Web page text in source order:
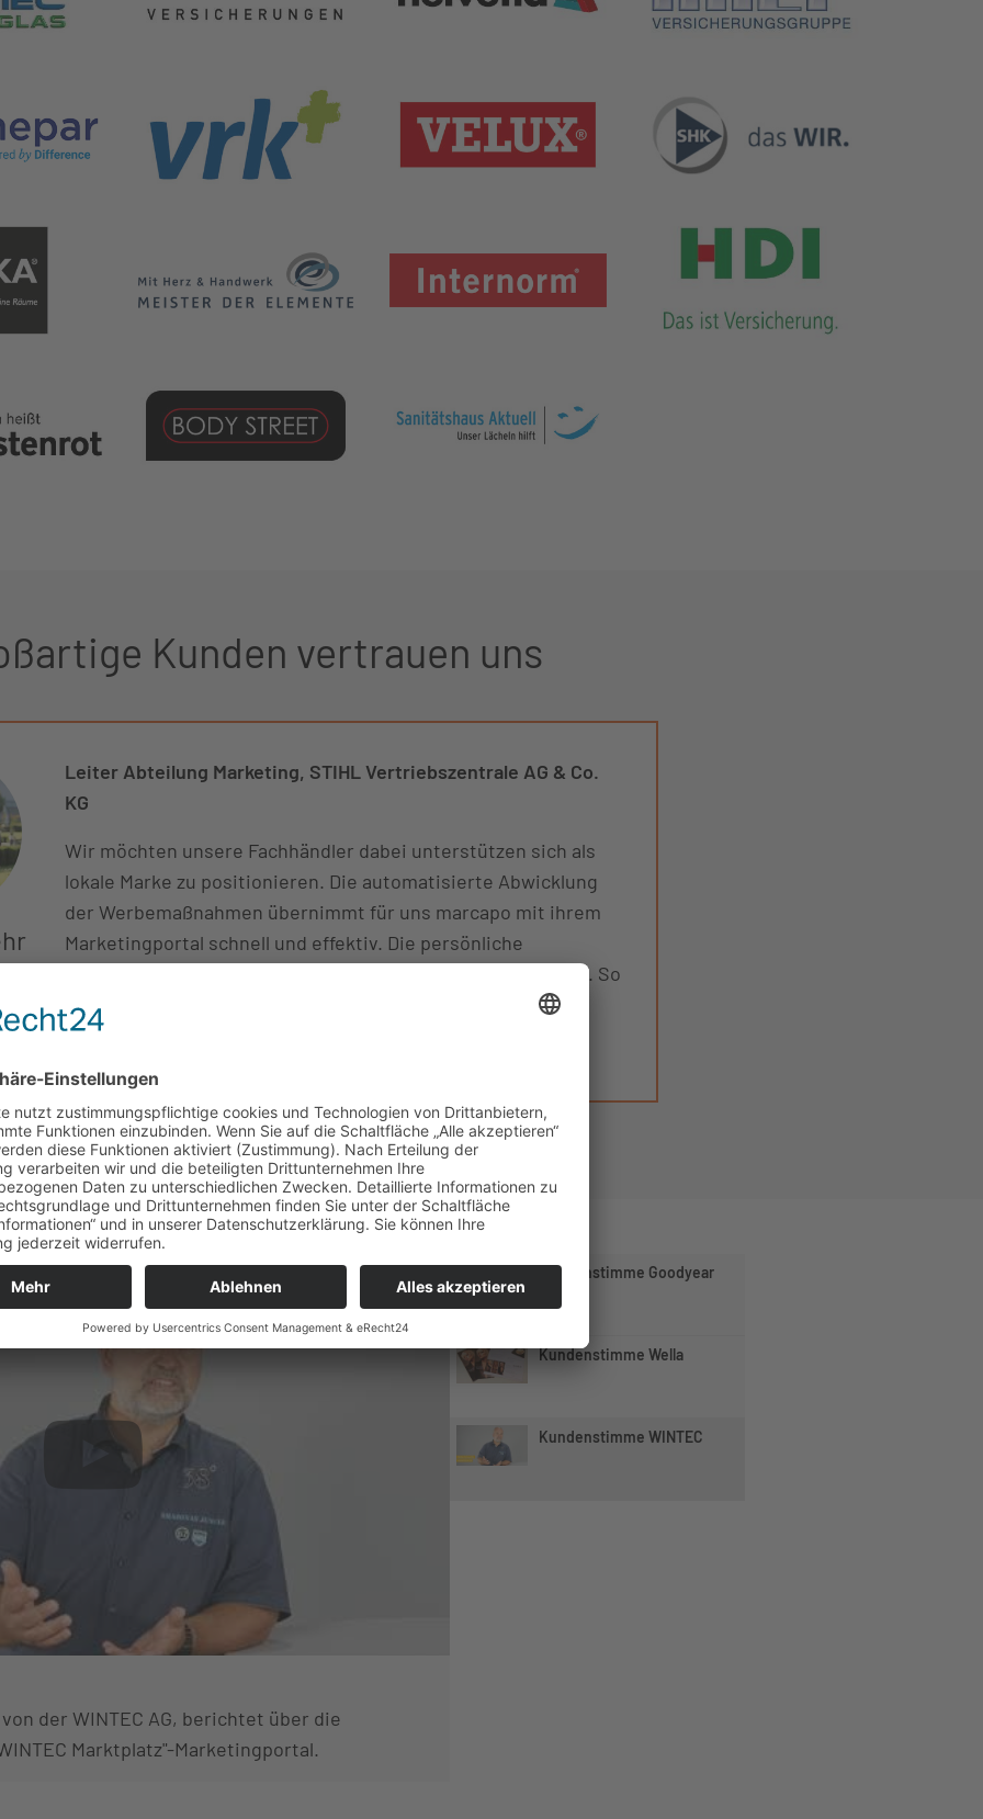
Kunden vertrauen uns
Leiter Abteilung Marketing, STIHL Vertriebszentrale AG & Co.
KG
Wir möchten unsere Fachhändler dabei unterstützen sich als
lokale Marke zu positionieren. Die automatisierte Abwicklung
der Werbemaßnahmen übernimmt für uns marcapo mit ihrem
Marketingportal schnell und effektiv. Die persönliche
Werbeberatung unterstützt unsere Händler bei allen Fragen. So
können wir regionales und zentrales Marketing ideal
miteinander verknüpfen.
der WINTEC AG, berichtet über die
Marktplatz"-Marketingportal.
Kundenstimme Goodyear
Kundenstimme Wella
Kundenstimme WINTEC